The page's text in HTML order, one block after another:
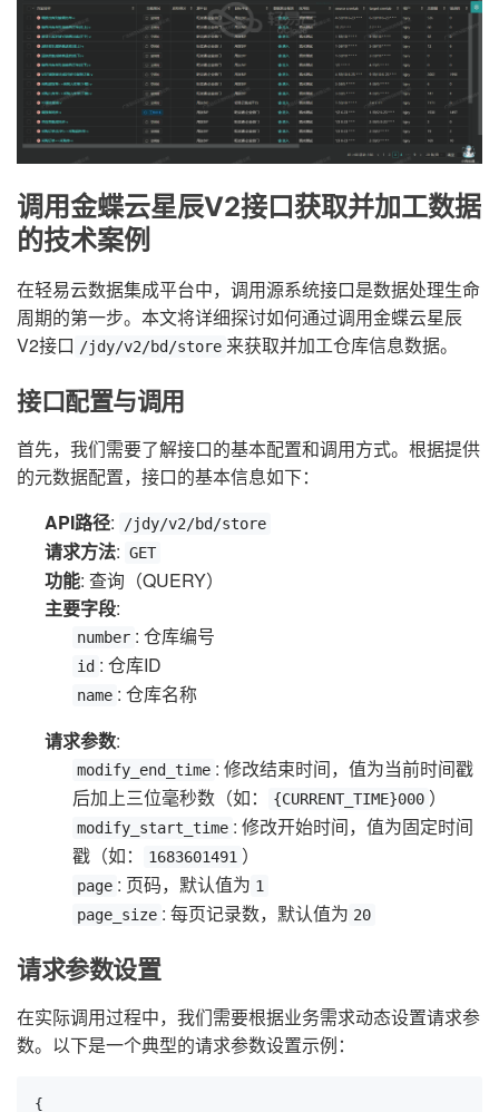
调用金蝶云星辰V2接口获取并加工数据
的技术案例
在轻易云数据集成平台中，调用源系统接口是数据处理生命
周期的第一步。本文将详细探讨如何通过调用金蝶云星辰
V2接口 /jdy/v2/bd/store 来获取并加工仓库信息数据。
接口配置与调用
首先，我们需要了解接口的基本配置和调用方式。根据提供
的元数据配置，接口的基本信息如下：
API路径: /jdy/v2/bd/store
请求方法: GET
功能: 查询（QUERY）
主要字段:
number : 仓库编号
id : 仓库ID
name : 仓库名称
请求参数:
modify_end_time : 修改结束时间，值为当前时间戳
后加上三位毫秒数（如：
{CURRENT_TIME}000 ）
modify_start_time : 修改开始时间，值为固定时间
戳（如：
1683601491 ）
page : 页码，默认值为 1
page_size : 每页记录数，默认值为 20
请求参数设置
在实际调用过程中，我们需要根据业务需求动态设置请求参
数。以下是一个典型的请求参数设置示例：
{